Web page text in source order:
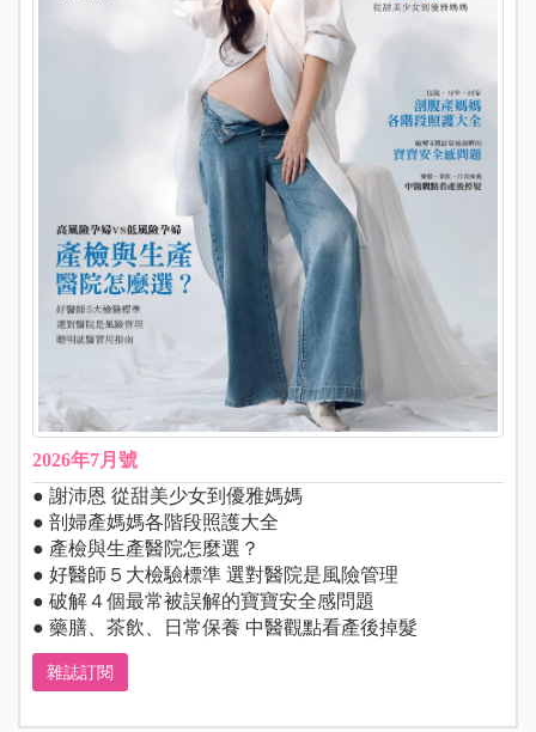
2026年7月號
● 謝沛恩 從甜美少女到優雅媽媽
● 剖婦產媽媽各階段照護大全
● 產檢與生產醫院怎麼選？
● 好醫師５大檢驗標準 選對醫院是風險管理
● 破解４個最常被誤解的寶寶安全感問題
● 藥膳、茶飲、日常保養 中醫觀點看產後掉髮
雜誌訂閱